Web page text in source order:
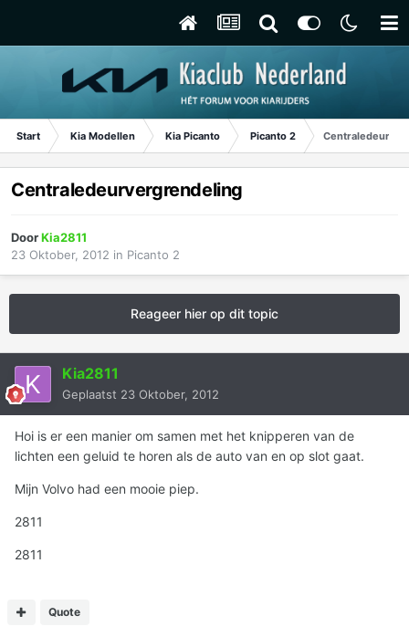
Start Kia Modellen Kia Picanto Picanto 2
Centraledeurvergrendeling
DoorKia2811
23 Oktober, 2012 in Picanto 2
Reageer hier op dit topic
Kia2811
Geplaatst 23 Oktober, 2012
Hoi is er een manier om samen met het knipperen van de
lichten een geluid te horen als de auto van en op slot gaat.
Mijn Volvo had een mooie piep.
2811
2811
Quote